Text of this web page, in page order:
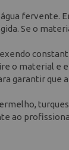
fervente.
Se o
o material
garantir
ao